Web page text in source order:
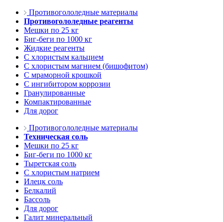
Противогололедные материалы
Противогололедные реагенты
Мешки по 25 кг
Биг-беги по 1000 кг
Жидкие реагенты
С хлористым кальцием
С хлористым магнием (бишофитом)
С мраморной крошкой
С ингибитором коррозии
Гранулированные
Компактированные
Для дорог
Противогололедные материалы
Техническая соль
Мешки по 25 кг
Биг-беги по 1000 кг
Тыретская соль
С хлористым натрием
Илецк соль
Белкалий
Бассоль
Для дорог
Галит минеральный